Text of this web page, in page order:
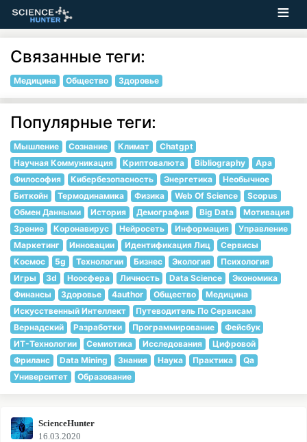
ScienceHunter
16.03.2020
Связанные теги:
Медицина Общество Здоровье
Популярные теги:
Мышление Сознание Климат
Chatgpt
Научная Коммуникация
Криптовалюта Bibliography
Apa
Философия
Кибербезопасность Энергетика
Необычное
Биткойн
Термодинамика Физика Web Of Science
Scopus
Обмен Данными
История Демография Big Data
Мотивация
Зрение
Коронавирус Нейросеть Информация
Управление
Маркетинг
Инновации Идентификация Лиц
Сервисы
Космос
5g Технологии Бизнес Экология
Психология
Игры
3d Ноосфера Личность Data Science
Экономика
Финансы
Здоровье 4author Общество
Медицина
Искусственный Интеллект
Путеводитель По Сервисам
Вернадский
Разработки Программирование
Фейсбук
ИТ-Технологии
Семиотика Исследования
Цифровой
Фриланс
Data Mining Знания Наука Практика
Qa
Университет
Образование